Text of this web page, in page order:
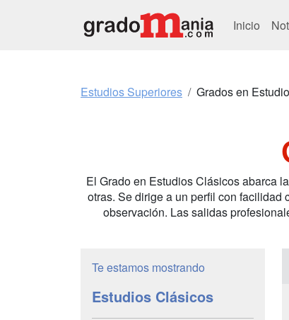
Inicio
Estudios Superiores Grados en
El Grado en Estudios Clásicos abarca
otras. Se dirige a un perfil con
observación. Las salidas
Te estamos mostrando
Estudios Clásicos